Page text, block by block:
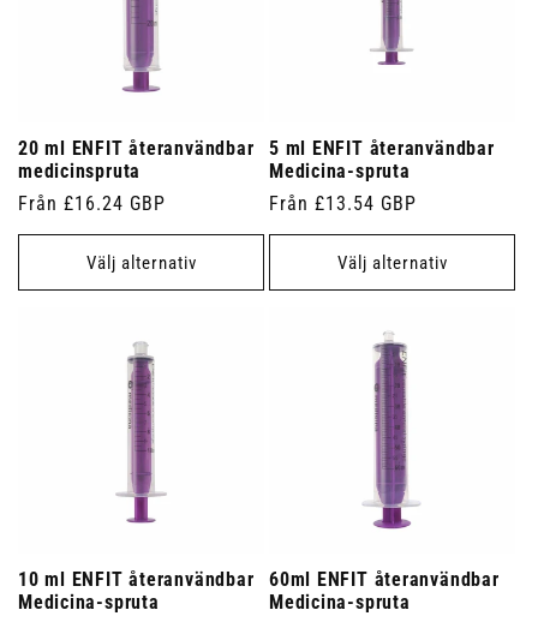
20 ml ENFIT återanvändbar
medicinspruta
Ordinarie
pris
Från £16.24 GBP
Välj alternativ
5 ml ENFIT återanvändbar
Medicina-spruta
Ordinarie
pris
Från £13.54 GBP
Välj alternativ
10 ml ENFIT återanvändbar
Medicina-spruta
60ml ENFIT återanvändbar
Medicina-spruta